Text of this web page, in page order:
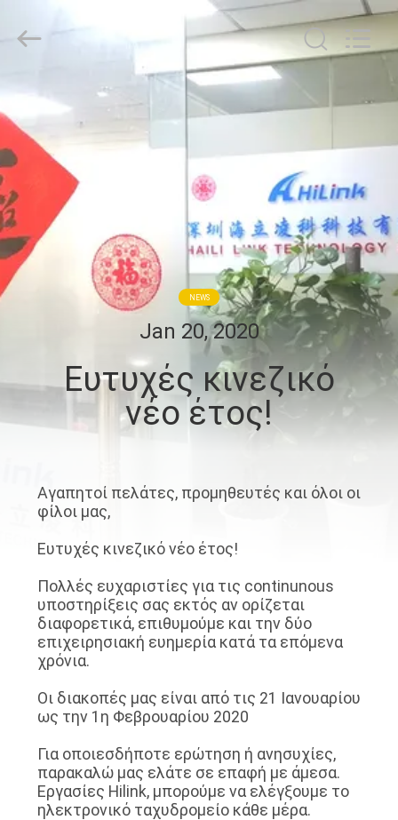
ΣΠΊΤΙ
ΠΡΟΪΌΝΤΑ
ΣΧΕΤΙΚΆ
ΜΕ
ΕΜΆΣ
ΕΡΓΟΣΤΑΣΊΟΥ
ΈΛΕΓΧΟΣ
ΠΟΙΌΤΗΤΑΣ
ΕΠΙΚΟΙΝΩΝΉΣΤΕ
ΜΑΖΊ
ΜΑΣ
ΕΙΔΉΣΕΙΣ
ΥΠΟΘΈΣΕΙΣ
ΖΗΤΉΣΤΕ
ΜΙΑ
ΠΡΟΣΦΟΡΆ
Technology
Co.,Ltd..
NEWS
Jan 20, 2020
Ευτυχές κινεζικό
νέο έτος!
Αγαπητοί πελάτες, προμηθευτές και όλοι οι
φίλοι μας,
Ευτυχές κινεζικό νέο έτος!
Πολλές ευχαριστίες για τις continunous
υποστηρίξεις σας εκτός αν ορίζεται
διαφορετικά, επιθυμούμε και την δύο
επιχειρησιακή ευημερία κατά τα επόμενα
χρόνια.
Οι διακοπές μας είναι από τις 21 Ιανουαρίου
ως την 1η Φεβρουαρίου 2020
Για οποιεσδήποτε ερώτηση ή ανησυχίες,
παρακαλώ μας ελάτε σε επαφή με άμεσα.
Εργασίες Hilink, μπορούμε να ελέγξουμε το
ηλεκτρονικό ταχυδρομείο κάθε μέρα.